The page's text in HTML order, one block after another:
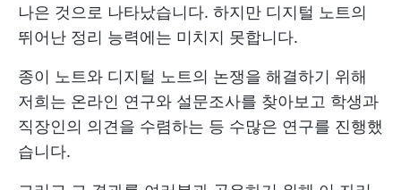
나은 것으로 나타났습니다. 하지만 디지털 노트의
뛰어난 정리 능력에는 미치지 못합니다.
종이 노트와 디지털 노트의 논쟁을 해결하기 위해
저희는 온라인 연구와 설문조사를 찾아보고 학생과
직장인의 의견을 수렴하는 등 수많은 연구를 진행했
습니다.